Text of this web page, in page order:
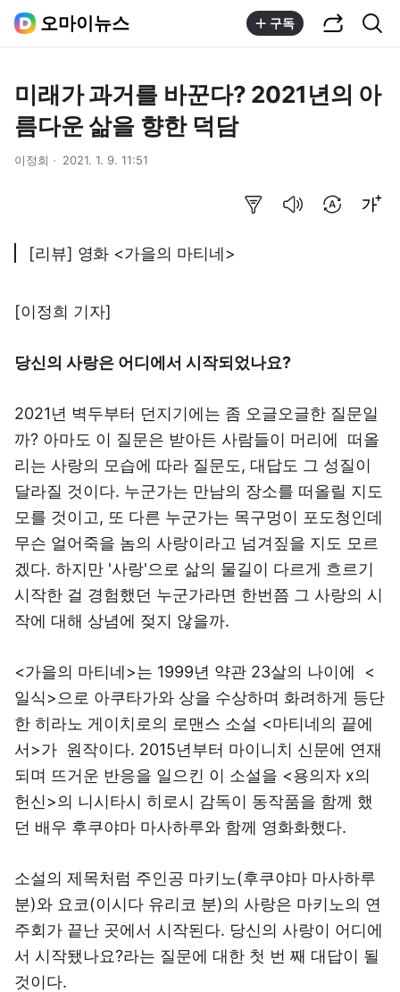
오마이뉴스 구독
미래가 과거를 바꾼다? 2021년의 아
름다운 삶을 향한 덕담
이정희 2021. 1. 9. 11:51
[리뷰] 영화 <가을의 마티네>
[이정희 기자]
당신의 사랑은 어디에서 시작되었나요?
2021년 벽두부터 던지기에는 좀 오글오글한 질문일
까? 아마도 이 질문은 받아든 사람들이 머리에 떠올
리는 사랑의 모습에 따라 질문도, 대답도 그 성질이
달라질 것이다. 누군가는 만남의 장소를 떠올릴 지도
모를 것이고, 또 다른 누군가는 목구멍이 포도청인데
무슨 얼어죽을 놈의 사랑이라고 넘겨짚을 지도 모르
겠다. 하지만 '사랑'으로 삶의 물길이 다르게 흐르기
시작한 걸 경험했던 누군가라면 한번쯤 그 사랑의 시
작에 대해 상념에 젖지 않을까.
<가을의 마티네>는 1999년 약관 23살의 나이에 <
일식>으로 아쿠타가와 상을 수상하며 화려하게 등단
한 히라노 게이치로의 로맨스 소설 <마티네의 끝에
서>가 원작이다. 2015년부터 마이니치 신문에 연재
되며 뜨거운 반응을 일으킨 이 소설을 <용의자 x의
헌신>의 니시타시 히로시 감독이 동작품을 함께 했
던 배우 후쿠야마 마사하루와 함께 영화화했다.
소설의 제목처럼 주인공 마키노(후쿠야마 마사하루
분)와 요코(이시다 유리코 분)의 사랑은 마키노의 연
주회가 끝난 곳에서 시작된다. 당신의 사랑이 어디에
서 시작됐나요?라는 질문에 대한 첫 번 째 대답이 될
것이다.